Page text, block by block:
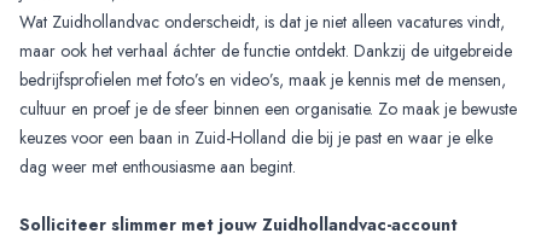
Wat Zuidhollandvac onderscheidt, is dat je niet alleen vacatures vindt,
maar ook het verhaal áchter de functie ontdekt. Dankzij de uitgebreide
bedrijfsprofielen met foto’s en video’s, maak je kennis met de mensen,
cultuur en proef je de sfeer binnen een organisatie. Zo maak je bewuste
keuzes voor een baan in Zuid-Holland die bij je past en waar je elke
dag weer met enthousiasme aan begint.
Solliciteer slimmer met jouw Zuidhollandvac-account